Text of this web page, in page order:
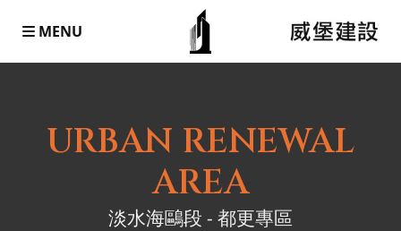
MENU
URBAN RENEWAL
AREA
淡水海鷗段 - 都更專區